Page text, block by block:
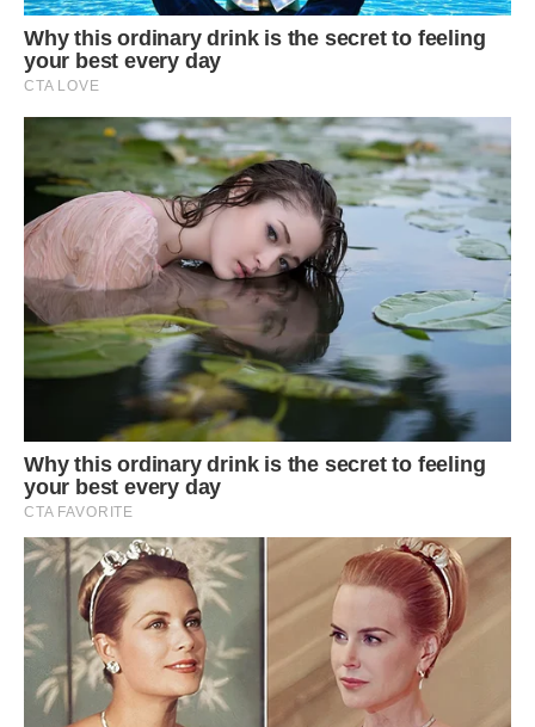
Як тільки по оселі починають розноситися аромати, а
тісто, якщо проколоти, не липне до сірника – пора
прикрашати піцу зеленню – і за стіл!
Смачної суботи!